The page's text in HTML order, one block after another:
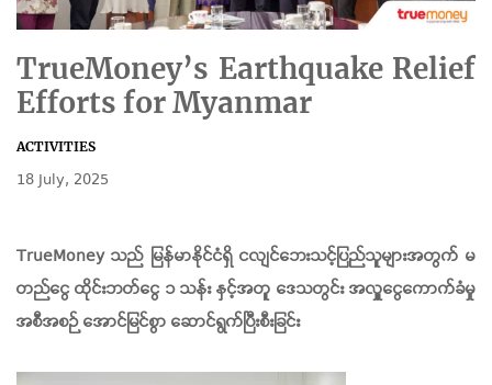
TrueMoney’s Earthquake Relief
Efforts for Myanmar
ACTIVITIES
18 July, 2025
TrueMoney သည် မြန်မာနိုင်ငံရှိ ငလျင်ဘေးသင့်ပြည်သူများအတွက် မ
တည်ငွေ ထိုင်းဘတ်ငွေ ၁ သန်း နှင့်အတူ ဒေသတွင်း အလှူငွေကောက်ခံမှု
အစီအစဉ် အောင်မြင်စွာ ဆောင်ရွက်ပြီးစီးခြင်း